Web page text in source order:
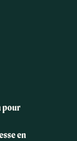
pour
en